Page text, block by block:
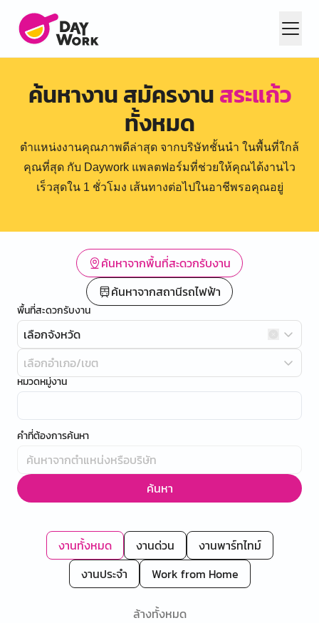
ค้นหางาน สมัครงานสระแก้ว
ทั้งหมด
ตำแหน่งงานคุณภาพดีล่าสุด จากบริษัทชั้นนำ ในพื้นที่ใกล้
คุณที่สุด กับ Daywork แพลตฟอร์มที่ช่วยให้คุณได้งานไว
เร็วสุดใน 1 ชั่วโมง เส้นทางต่อไปในอาชีพรอคุณอยู่
ค้นหาจากพื้นที่สะดวกรับงาน
ค้นหาจากสถานีรถไฟฟ้า
พื้นที่สะดวกรับงาน
เลือกจังหวัด
เลือกอำเภอ/เขต
หมวดหมู่งาน
คำที่ต้องการค้นหา
ค้นหา
งานทั้งหมด งานด่วน
งานพาร์ทไทม์
งานประจำ
Work from Home
ล้างทั้งหมด